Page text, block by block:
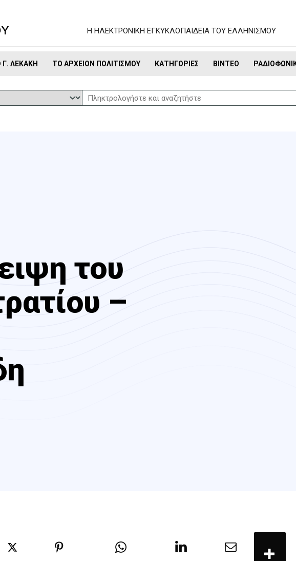
Η ΗΛΕΚΤΡΟΝΙΚΗ ΕΓΚΥΚΛΟΠΑΙΔΕΙΑ ΤΟΥ ΕΛΛΗΝΙΣΜΟΥ
Γ. ΛΕΚΆΚΗ ΤΟ ΑΡΧΕΊΟΝ ΠΟΛΙΤΙΣΜΟΎ ΚΑΤΗΓΟΡΊΕΣ ΒΊΝΤΕΟ
του
–